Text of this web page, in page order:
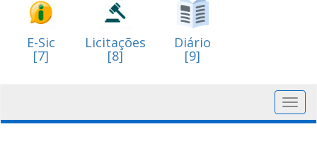
E-Sic
[7]
Licitações
[8]
Diário
[9]